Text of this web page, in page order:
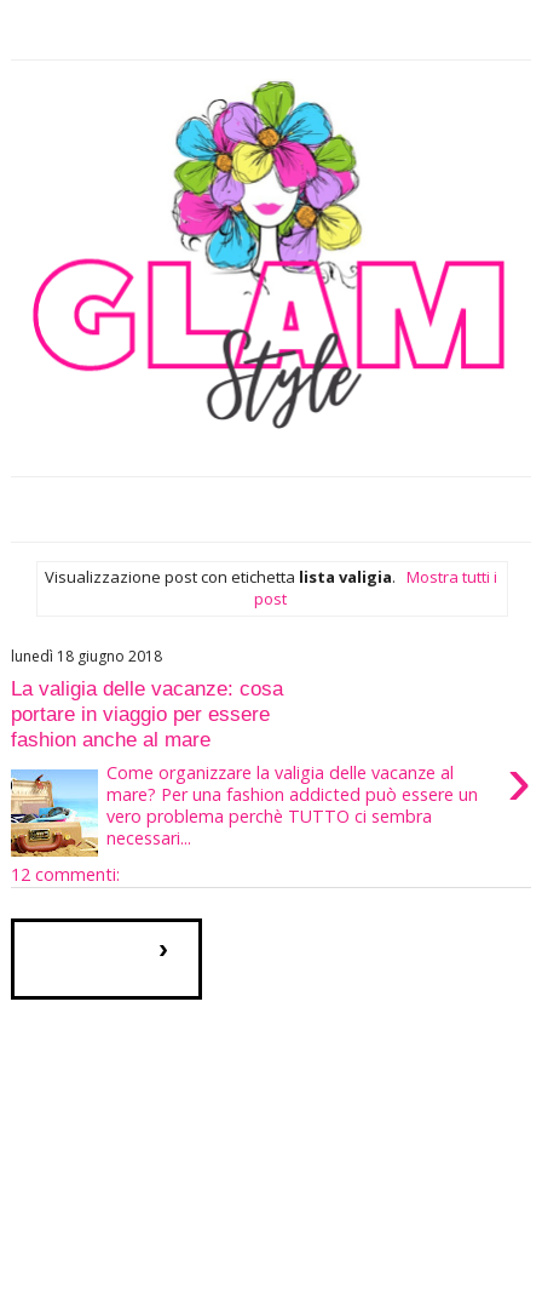
Visualizzazione post con etichetta lista valigia. Mostra tutti i
post
lunedì 18 giugno 2018
La valigia delle vacanze: cosa
portare in viaggio per essere
fashion anche al mare
›
Come organizzare la valigia delle vacanze al
mare? Per una fashion addicted può essere un
vero problema perchè TUTTO ci sembra
necessari...
12 commenti:
›